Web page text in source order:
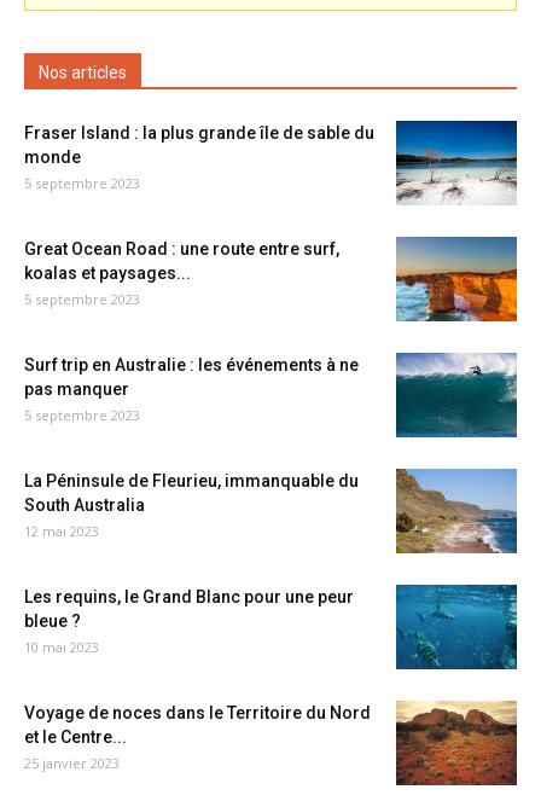
Nos articles
Fraser Island : la plus grande île de sable du
monde
5 septembre 2023
Great Ocean Road : une route entre surf,
koalas et paysages...
5 septembre 2023
Surf trip en Australie : les événements à ne
pas manquer
5 septembre 2023
La Péninsule de Fleurieu, immanquable du
South Australia
12 mai 2023
Les requins, le Grand Blanc pour une peur
bleue ?
10 mai 2023
Voyage de noces dans le Territoire du Nord
et le Centre...
25 janvier 2023